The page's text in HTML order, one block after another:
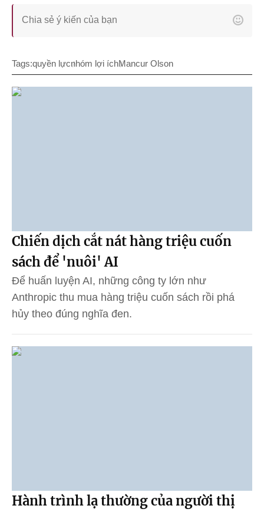
Tags:quyền lựcnhóm lợi íchMancur Olson
Chiến dịch cắt nát hàng triệu cuốn
sách để 'nuôi' AI
Để huấn luyện AI, những công ty lớn như
Anthropic thu mua hàng triệu cuốn sách rồi phá
hủy theo đúng nghĩa đen.
Hành trình lạ thường của người thị